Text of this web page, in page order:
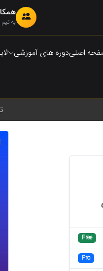
به
اصلیدوره های آموزشی
Free
Pro